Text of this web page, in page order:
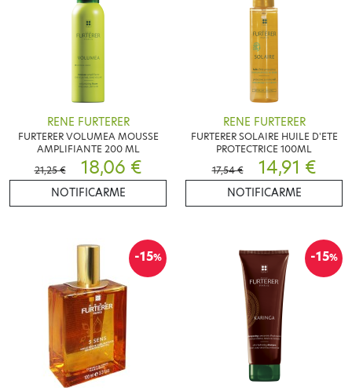
RENE FURTERER
FURTERER VOLUMEA MOUSSE
AMPLIFIANTE 200 ML
21,25 €
18,06 €
NOTIFICARME
RENE FURTERER
FURTERER SOLAIRE HUILE D'ETE
PROTECTRICE 100ML
17,54 €
14,91 €
NOTIFICARME
-15% -15%